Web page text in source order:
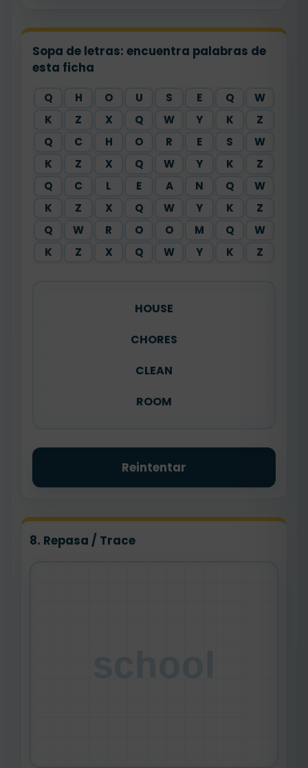
Sopa de letras: encuentra palabras de
esta ficha
Q H O U S E Q
W
K
Z X Q W Y K
Z
Q
C H O R E S
W
K
Z X Q W Y K
Z
Q
C L E A N Q
W
K
Z X Q W Y K
Z
Q
W R O O M Q
W
K
Z X Q W Y K Z
HOUSE
CHORES
CLEAN
ROOM
Reintentar
8. Repasa / Trace